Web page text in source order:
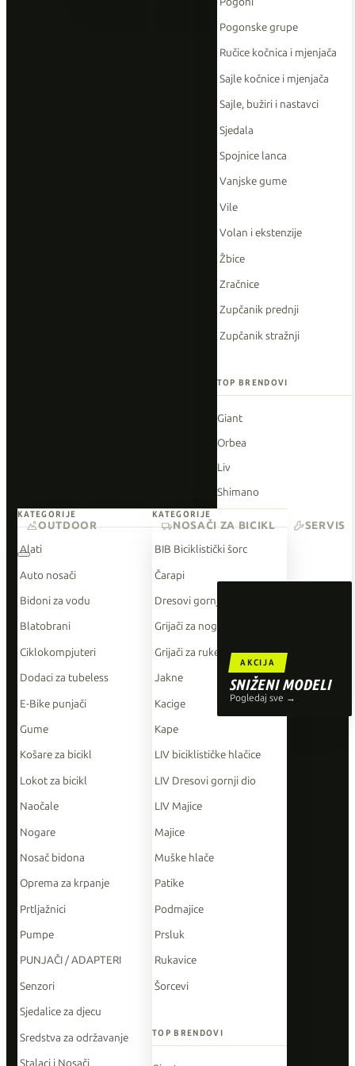
Pogonske grupe
Ručice kočnica i mjenjača
Sajle kočnice i mjenjača
Sajle, bužiri i nastavci
Sjedala
Spojnice lanca
Vanjske gume
Vile
Volan i ekstenzije
Žbice
Zračnice
Zupčanik prednji
Zupčanik stražnji
TOP BRENDOVI
Giant
Orbea
Liv
Shimano
O'Neal
AKCIJA
SNIŽENI MODELI
Pogledaj sve →
KATEGORIJE
Alati
Auto nosači
Bidoni za vodu
Blatobrani
Ciklokompjuteri
Dodaci za tubeless
E-Bike punjači
Gume
Košare za bicikl
Lokot za bicikl
Naočale
Nogare
Nosač bidona
Oprema za krpanje
Prtljažnici
Pumpe
PUNJAČI / ADAPTERI
Senzori
Sjedalice za djecu
Sredstva za održavanje
Stalaci i Nosači
KATEGORIJE
BIB Biciklistički šorc
Čarapi
Dresovi gornji dio
Grijači za noge
Grijači za ruke
Jakne
Kacige
Kape
LIV biciklističke hlačice
LIV Dresovi gornji dio
LIV Majice
Majice
Muške hlače
Patike
Podmajice
Prsluk
Rukavice
Šorcevi
TOP BRENDOVI
OUTDOOR NOSAČI ZA BICIKL SERVIS